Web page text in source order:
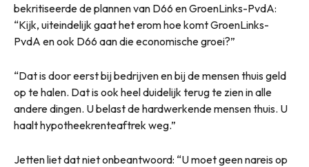
bekritiseerde de plannen van D66 en GroenLinks-PvdA:
“Kijk, uiteindelijk gaat het erom hoe komt GroenLinks-
PvdA en ook D66 aan die economische groei?”
“Dat is door eerst bij bedrijven en bij de mensen thuis geld
op te halen. Dat is ook heel duidelijk terug te zien in alle
andere dingen. U belast de hardwerkende mensen thuis. U
haalt hypotheekrenteaftrek weg.”
Jetten liet dat niet onbeantwoord: “U moet geen nareis op